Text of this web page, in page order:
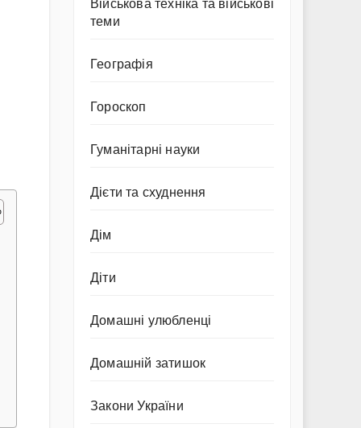
Військова техніка та військові
теми
Географія
Гороскоп
Гуманітарні науки
Дієти та схуднення
Дім
Діти
Домашні улюбленці
Домашній затишок
Закони України